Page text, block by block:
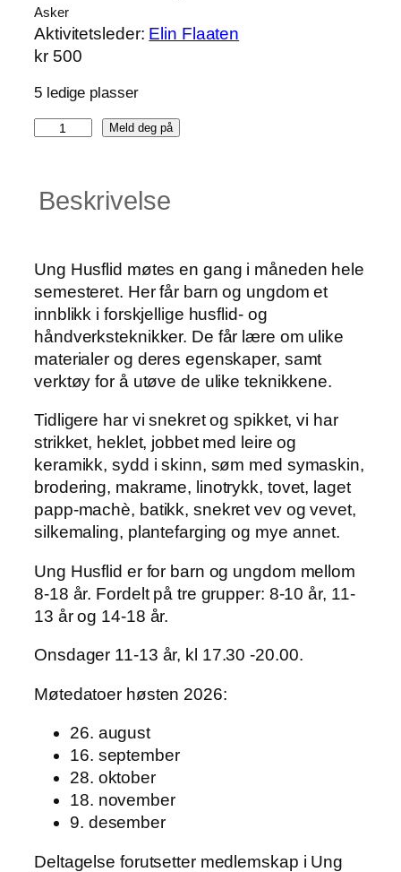
Asker
Aktivitetsleder: Elin Flaaten
kr500
5 ledige plasser
H
f
l
i
d
1
1
1
3
å
r
a
n
a
l
l
Meld deg på
Beskrivelse
Ung Husflid møtes en gang i måneden hele
semesteret. Her får barn og ungdom et
innblikk i forskjellige husflid- og
håndverksteknikker. De får lære om ulike
materialer og deres egenskaper, samt
verktøy for å utøve de ulike teknikkene.
Tidligere har vi snekret og spikket, vi har
strikket, heklet, jobbet med leire og
keramikk, sydd i skinn, søm med symaskin,
brodering, makrame, linotrykk, tovet, laget
papp-machè, batikk, snekret vev og vevet,
silkemaling, plantefarging og mye annet.
Ung Husflid er for barn og ungdom mellom
8-18 år. Fordelt på tre grupper: 8-10 år, 11-
13 år og 14-18 år.
Onsdager 11-13 år, kl 17.30 -20.00.
Møtedatoer høsten 2026:
26. august
16. september
28. oktober
18. november
9. desember
Deltagelse forutsetter medlemskap i Ung